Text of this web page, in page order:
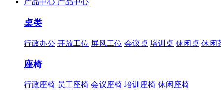
产品中心 产品中心
桌类
行政办公 开放工位 屏风工位 会议桌 培训桌 休闲桌 休闲
座椅
行政座椅 员工座椅 会议座椅 培训座椅 休闲座椅